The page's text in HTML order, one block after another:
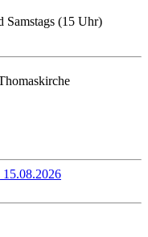
Samstags (15 Uhr)
15.08.2026